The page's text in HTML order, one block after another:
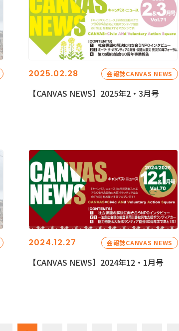
2025.02.28 会報誌CANVAS NEWS
【CANVAS NEWS】2025年2・3月号
2024.12.27 会報誌CANVAS NEWS
【CANVAS NEWS】2024年12・1月号